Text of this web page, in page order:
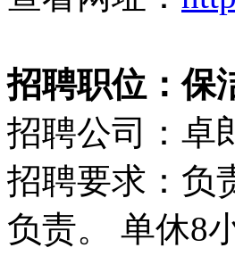
招聘职位：保
招聘公司：卓
招聘要求：负
负责。 单休8